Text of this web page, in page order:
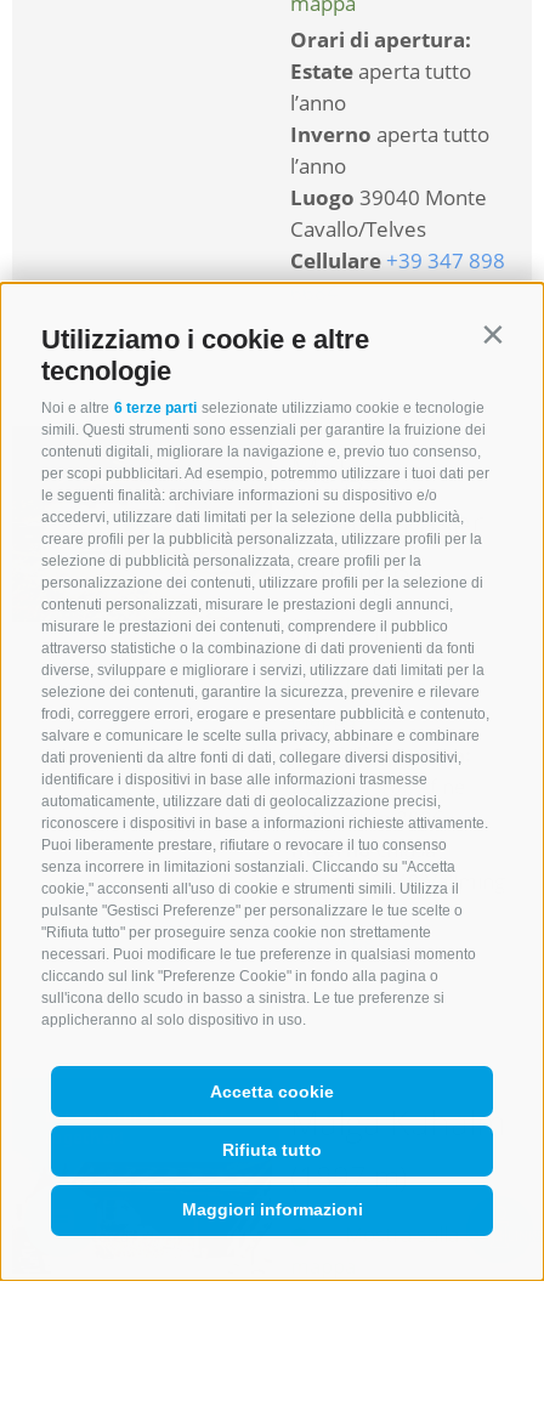
Utilizziamo i cookie e altre
tecnologie
Noi e altre 6 terze parti selezionate utilizziamo cookie e tecnologie
simili. Questi strumenti sono essenziali per garantire la fruizione dei
contenuti digitali, migliorare la navigazione e, previo tuo consenso,
per scopi pubblicitari. Ad esempio, potremmo utilizzare i tuoi dati per
le seguenti finalità: archiviare informazioni su dispositivo e/o
accedervi, utilizzare dati limitati per la selezione della pubblicità,
creare profili per la pubblicità personalizzata, utilizzare profili per la
selezione di pubblicità personalizzata, creare profili per la
personalizzazione dei contenuti, utilizzare profili per la selezione di
contenuti personalizzati, misurare le prestazioni degli annunci,
misurare le prestazioni dei contenuti, comprendere il pubblico
attraverso statistiche o la combinazione di dati provenienti da fonti
diverse, sviluppare e migliorare i servizi, utilizzare dati limitati per la
selezione dei contenuti, garantire la sicurezza, prevenire e rilevare
frodi, correggere errori, erogare e presentare pubblicità e contenuto,
salvare e comunicare le scelte sulla privacy, abbinare e combinare
dati provenienti da altre fonti di dati, collegare diversi dispositivi,
identificare i dispositivi in base alle informazioni trasmesse
automaticamente, utilizzare dati di geolocalizzazione precisi,
riconoscere i dispositivi in base a informazioni richieste attivamente.
Puoi liberamente prestare, rifiutare o revocare il tuo consenso
senza incorrere in limitazioni sostanziali. Cliccando su "Accetta
cookie," acconsenti all'uso di cookie e strumenti simili. Utilizza il
pulsante "Gestisci Preferenze" per personalizzare le tue scelte o
"Rifiuta tutto" per proseguire senza cookie non strettamente
necessari. Puoi modificare le tue preferenze in qualsiasi momento
cliccando sul link "Preferenze Cookie" in fondo alla pagina o
sull'icona dello scudo in basso a sinistra. Le tue preferenze si
applicheranno al solo dispositivo in uso.
Accetta cookie
Rifiuta tutto
Maggiori informazioni
Mostraricerca
Orari di apertura:
Estateaperta tutto
l’anno
Inverno aperta tutto
l’anno
Luogo 39040 Monte
Cavallo/Telves
Cellulare+39 347 898
6684
dettagli
Malga
Jörgnerkaser
Valmigna
(1814 m)
Mostra sulla
mappa
Orari di apertura:
Estate 05/06 - fine
settembre 2026
Invernochiusa
Luogo 39049 Vallming
Cellulare +39 333
2259558
dettagli
Malga Kuhalm
(1897 m)
Mostra sulla QUICKLINKS